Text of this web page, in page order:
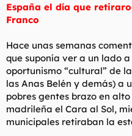
España el día que
Franco
Hace unas semanas
que suponía ver a un lado
oportunismo “cultural” de
las Anas Belén y demás) a
pobres gentes brazo en
madrileña el Cara al Sol,
municipales retiraban la